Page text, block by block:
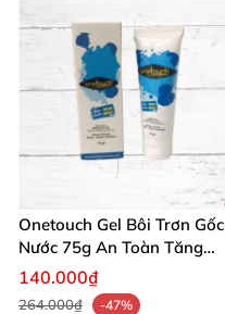
Onetouch Gel Bôi Trơn Gốc
Nước 75g An Toàn Tăng
Khoái Cảm
140.000₫
264.000₫
-47%